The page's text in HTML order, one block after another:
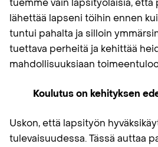
tuemme vain lapsityöläisiä, että
lähettää lapseni töihin ennen
tuntui pahalta ja silloin
tuettava perheitä ja kehittää
mahdollisuuksiaan
Koulutus on kehityksen
Uskon, että lapsityön
tulevaisuudessa. Tässä auttaa